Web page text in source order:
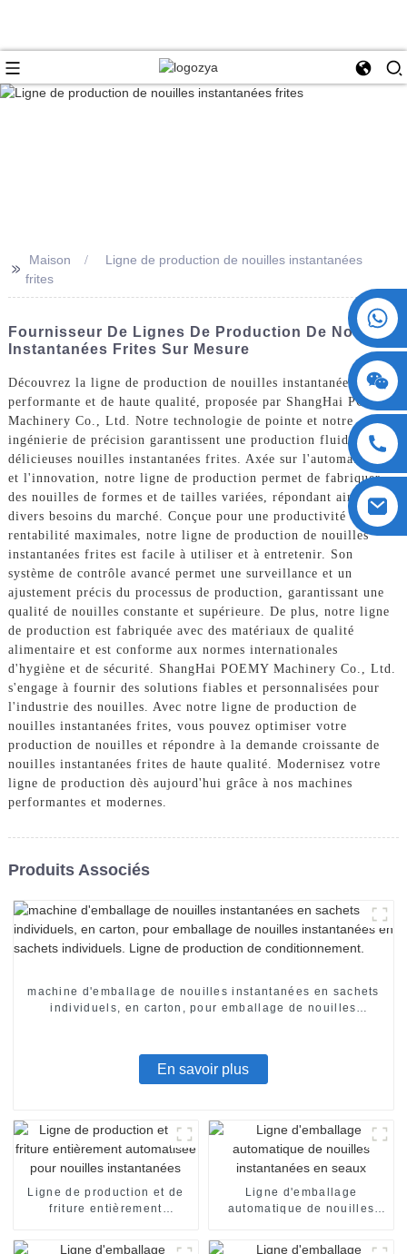
>>
Maison
Ligne de production de nouilles instantanées
frites
Fournisseur De Lignes De Production De Nouilles
Instantanées Frites Sur Mesure
Découvrez la ligne de production de nouilles instantanées frites,
performante et de haute qualité, proposée par ShangHai POEMY
Machinery Co., Ltd. Notre technologie de pointe et notre
ingénierie de précision garantissent une production fluide de
délicieuses nouilles instantanées frites. Axée sur l'automatisation
et l'innovation, notre ligne de production permet de fabriquer
des nouilles de formes et de tailles variées, répondant ainsi aux
divers besoins du marché. Conçue pour une productivité et une
rentabilité maximales, notre ligne de production de nouilles
instantanées frites est facile à utiliser et à entretenir. Son
système de contrôle avancé permet une surveillance et un
ajustement précis du processus de production, garantissant une
qualité de nouilles constante et supérieure. De plus, notre ligne
de production est fabriquée avec des matériaux de qualité
alimentaire et est conforme aux normes internationales
d'hygiène et de sécurité. ShangHai POEMY Machinery Co., Ltd.
s'engage à fournir des solutions fiables et personnalisées pour
l'industrie des nouilles. Avec notre ligne de production de
nouilles instantanées frites, vous pouvez optimiser votre
production de nouilles et répondre à la demande croissante de
nouilles instantanées frites de haute qualité. Modernisez votre
ligne de production dès aujourd'hui grâce à nos machines
performantes et modernes.
Produits Associés
machine d'emballage de nouilles instantanées en sachets
individuels, en carton, pour emballage de nouilles
En savoir plus
Ligne de production et de
friture entièrement
Ligne d'emballage
automatique de nouilles